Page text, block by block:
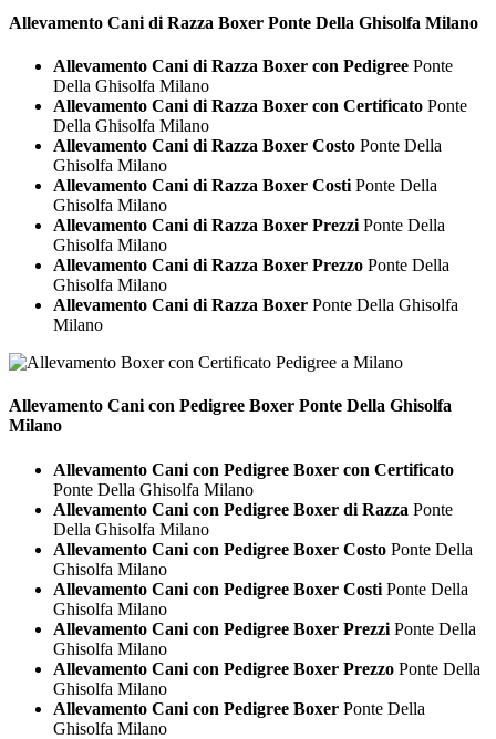
Allevamento Cani di Razza Boxer Ponte Della Ghisolfa Milano
Allevamento Cani di Razza Boxer con Pedigree Ponte
Della Ghisolfa Milano
Allevamento Cani di Razza Boxer con Certificato Ponte
Della Ghisolfa Milano
Allevamento Cani di Razza Boxer Costo Ponte Della
Ghisolfa Milano
Allevamento Cani di Razza Boxer Costi Ponte Della
Ghisolfa Milano
Allevamento Cani di Razza Boxer Prezzi Ponte Della
Ghisolfa Milano
Allevamento Cani di Razza Boxer Prezzo Ponte Della
Ghisolfa Milano
Allevamento Cani di Razza Boxer Ponte Della Ghisolfa
Milano
Allevamento Cani con Pedigree Boxer Ponte Della Ghisolfa
Milano
Allevamento Cani con Pedigree Boxer con Certificato
Ponte Della Ghisolfa Milano
Allevamento Cani con Pedigree Boxer di Razza Ponte
Della Ghisolfa Milano
Allevamento Cani con Pedigree Boxer Costo Ponte Della
Ghisolfa Milano
Allevamento Cani con Pedigree Boxer Costi Ponte Della
Ghisolfa Milano
Allevamento Cani con Pedigree Boxer Prezzi Ponte Della
Ghisolfa Milano
Allevamento Cani con Pedigree Boxer Prezzo Ponte Della
Ghisolfa Milano
Allevamento Cani con Pedigree Boxer Ponte Della
Ghisolfa Milano